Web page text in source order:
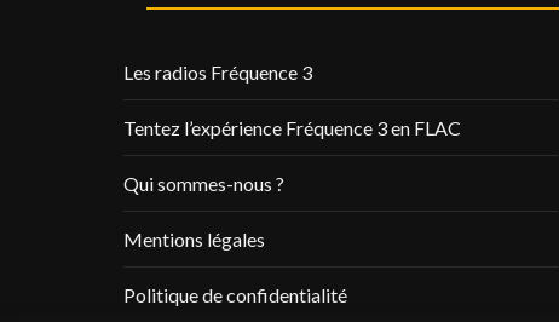
Les radios Fréquence 3
Tentez l’expérience Fréquence 3 en FLAC
Qui sommes-nous ?
Mentions légales
Politique de confidentialité